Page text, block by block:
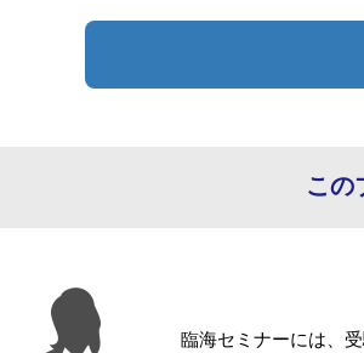
この
臨海セミナーには、